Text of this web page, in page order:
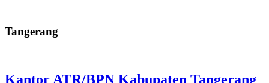
Tangerang
Kantor ATR/BPN Kabupaten Tangerang